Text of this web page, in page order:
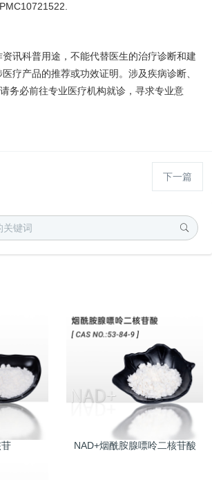
讯科普用途，不能代替医生的治疗诊断和建
疗产品的推荐或功效证明。涉及疾病诊断、
务必前往专业医疗机构就诊，寻求专业意
下一篇
NAD+烟酰胺腺嘌呤二核苷酸